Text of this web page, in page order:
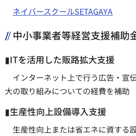
ネイバースクールSETAGAYA
中小事業者等経営支援補助
▮ITを活用した販路拡大支援
インターネット上で行う広告・宣
大の取り組みについての経費を補助
▮生産性向上設備導入支援
生産性向上または省エネに資する